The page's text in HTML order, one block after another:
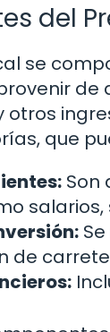
del
se
de
que
Son
de